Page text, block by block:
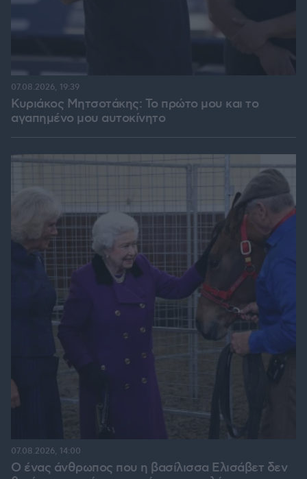
Κυριάκος Μητσοτάκης: Το πρώτο μου και το
αγαπημένο μου αυτοκίνητο
07.08.2026, 19:39
Ο ένας άνθρωπος που η βασίλισσα Ελισάβετ δεν
07.08.2026, 14:00